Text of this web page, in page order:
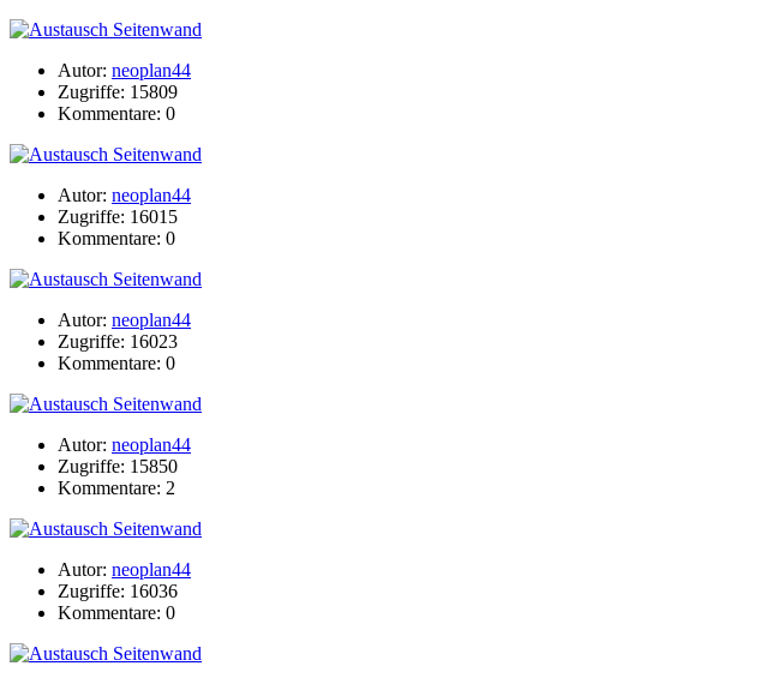
Autor: neoplan44
Zugriffe: 15809
Kommentare: 0
Autor: neoplan44
Zugriffe: 16015
Kommentare: 0
Autor: neoplan44
Zugriffe: 16023
Kommentare: 0
Autor: neoplan44
Zugriffe: 15850
Kommentare: 2
Autor: neoplan44
Zugriffe: 16036
Kommentare: 0